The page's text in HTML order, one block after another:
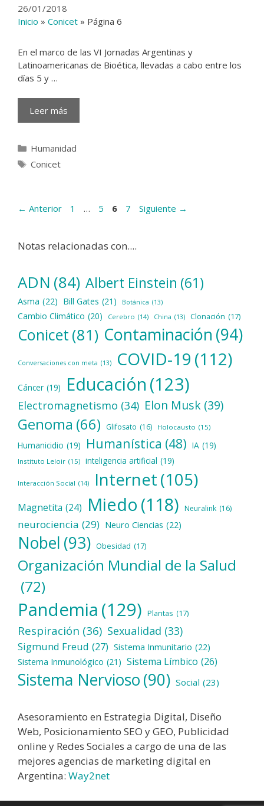
26/01/2018
Inicio » Conicet » Página 6
En el marco de las VI Jornadas Argentinas y
Latinoamericanas de Bioética, llevadas a cabo entre los
días 5 y …
Leer más
Categorías
Humanidad
Etiquetas
Conicet
← Anterior Página
1 … Página
5 Página
6 Página
7 Siguiente →
Notas relacionadas con....
ADN (84) Albert Einstein (61)
Asma (22) Bill Gates (21) Botánica (13)
Cambio Climático (20) Cerebro (14) China (13) Clonación (17)
Conicet (81) Contaminación (94)
Conversaciones con meta (13) COVID-19 (112)
Cáncer (19) Educación (123)
Electromagnetismo (34) Elon Musk (39)
Genoma (66) Glifosato (16) Holocausto (15)
Humanicidio (19) Humanística (48) IA (19)
Instituto Leloir (15) inteligencia artificial (19)
Interacción Social (14) Internet(105)
Magnetita (24) Miedo (118) Neuralink (16)
neurociencia (29) Neuro Ciencias (22)
Nobel (93) Obesidad (17)
Organización Mundial de la Salud
(72)
Pandemia (129) Plantas (17)
Respiración (36) Sexualidad (33)
Sigmund Freud (27) Sistema Inmunitario (22)
Sistema Inmunológico (21) Sistema Límbico (26)
Sistema Nervioso(90) Social (23)
Asesoramiento en Estrategia Digital, Diseño
Web, Posicionamiento SEO y GEO, Publicidad
online y Redes Sociales a cargo de una de las
mejores agencias de marketing digital en
Argentina: Way2net